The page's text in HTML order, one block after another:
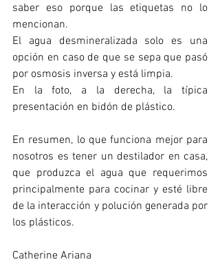
saber eso porque las etiquetas no lo
mencionan.
El agua desmineralizada solo es una
opción en caso de que se sepa que pasó
por osmosis inversa y está limpia.
En la foto, a la derecha, la típica
presentación en bidón de plástico.
En resumen, lo que funciona mejor para
nosotros es tener un destilador en casa,
que produzca el agua que requerimos
principalmente para cocinar y esté libre
de la interacción y polución generada por
los plásticos.
Catherine Ariana